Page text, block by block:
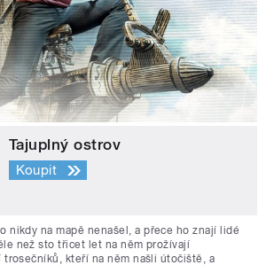
Tajuplný ostrov
Koupit
nikdy na mapě nenašel, a přece ho znají lidé
než sto třicet let na něm prožívají
kteří na něm našli útočiště, a